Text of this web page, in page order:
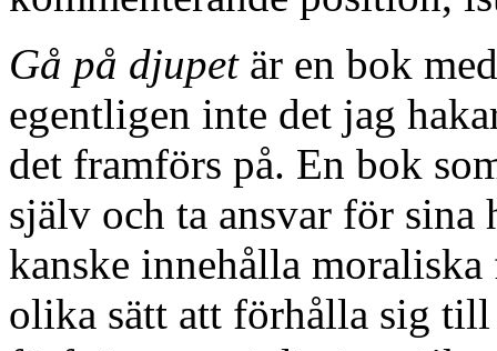
Gå på djupetär en bok
egentligen inte det jag
det framförs på. En bok
själv och ta ansvar för
kanske innehålla
olika sätt att förhålla sig till